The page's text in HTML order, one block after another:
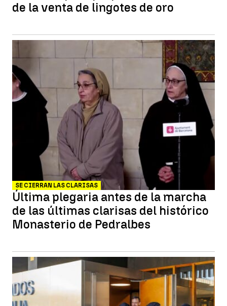
de la venta de lingotes de oro
SE CIERRAN LAS CLARISAS
Última plegaria antes de la marcha
de las últimas clarisas del histórico
Monasterio de Pedralbes